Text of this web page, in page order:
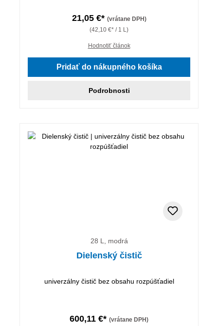
21,05 €* (vrátane DPH)
(42,10 €* / 1 L)
Hodnotiť článok
Pridať do nákupného košíka
Podrobnosti
28 L, modrá
Dielenský čistič
univerzálny čistič bez obsahu rozpúšťadiel
600,11 €* (vrátane DPH)